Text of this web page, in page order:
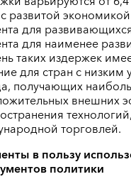
развитой
для
для наименее
таких издержек
для стран с низким
получающих
внешних
торговлей.
в пользу
политики